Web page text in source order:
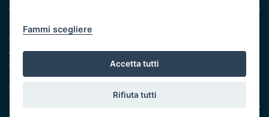
Note legali
Cookie e privacy
Amministrazione trasparente
Atti di notifica
Feed RSS
Servizi intranet
Fammi scegliere
Accetta tutti
Rifiuta tutti